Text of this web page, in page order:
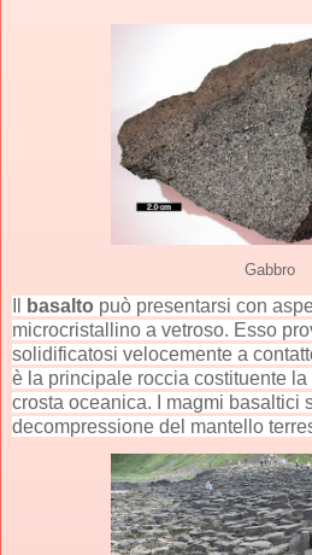
Gabbro
basalto può presentarsi con
microcristallino a vetroso. Esso
solidificatosi velocemente a
è la principale roccia costituente
crosta oceanica. I magmi basaltici
decompressione del mantello